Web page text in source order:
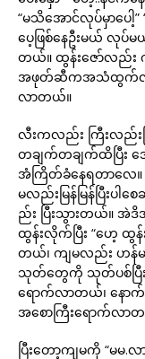
“မသိအောင်လုပ်မှာပေါ့
ပေ့ဖြစ်နေဦးမယ် လုပ်
တယ်။ ထွန်းဇော်လည်း
အဖုတ်ဆီကအသံထွက်လာသ
လာတယ်။
လီးကလည်း ကြီးလည်
တချက်တချက်ထိပြီး အ
အံကြိတ်ခံနေရတာလေ
မလည်းမြန်မြန်ပြီးပ
ည်း ပြီးသွားတယ်။ အဲဒိ
ထွန်းလိုက်ပြီး “ဟေ့ ထွ
တယ်၊ ကျမလည်း ဟန်မ
သုတ်တွေကို သုတ်ပစ်ပြီး
ရောက်လာတယ်၊ နောက်
အစောကြီးရောက်လာ
ပြီးတော့ကျမကို “မမ.လ